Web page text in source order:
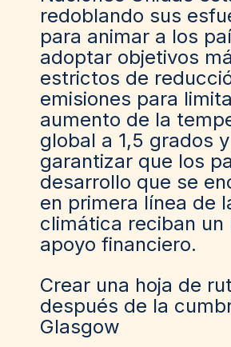
redoblando sus
para animar a los
adoptar objetivos
estrictos de
emisiones para
aumento de la
global a 1,5 grados y
garantizar que los
desarrollo que se
en primera línea de
climática reciban un
apoyo financiero.
Crear una hoja de
después de la
Glasgow